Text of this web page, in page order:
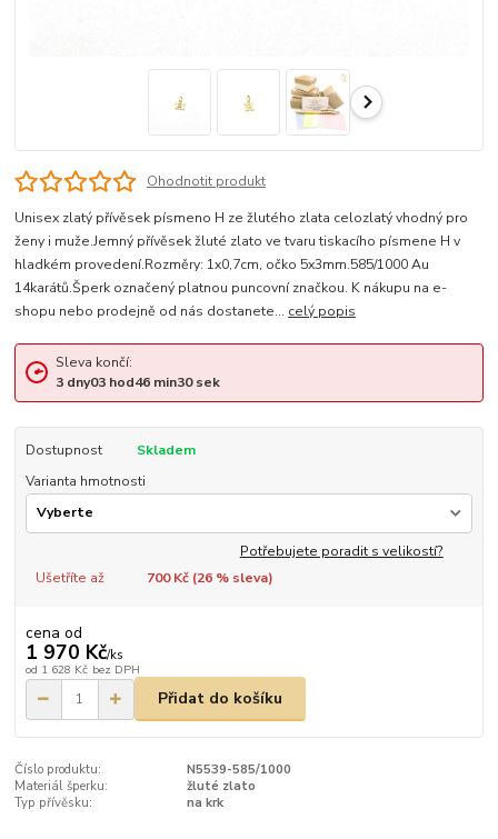
Ohodnotit produkt
Unisex zlatý přívěsek písmeno H ze žlutého zlata celozlatý vhodný pro
ženy i muže.Jemný přívěsek žluté zlato ve tvaru tiskacího písmene H v
hladkém provedení.Rozměry: 1x0,7cm, očko 5x3mm.585/1000 Au
14karátů.Šperk označený platnou puncovní značkou. K nákupu na e-
shopu nebo prodejně od nás dostanete... celý popis
Sleva končí:
3 dny03hod46min30sek
Dostupnost
Skladem
Varianta hmotnosti
Potřebujete poradit s velikostí?
Ušetříte až
700 Kč (26% sleva)
cena od
1 970 Kč/ks
od 1 628 Kč bez DPH
Přidat do košíku
Číslo produktu:
N5539-585/1000
Materiál šperku:
žluté zlato
Typ přívěsku:
na krk